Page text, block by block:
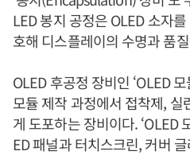
LED 봉지 공정은 OLED 소자
호해 디스플레이의 수명과 품
OLED 후공정 장비인 ‘OLED
모듈 제작 과정에서 접착제,
게 도포하는 장비이다. ‘OLED
ED 패널과 터치스크린, 커버